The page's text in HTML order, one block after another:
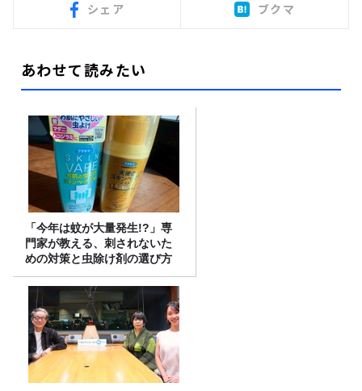
シェア ブクマ
あわせて読みたい
「今年は蚊が大量発生!?」専
門家が教える、刺されないた
めの対策と虫除け剤の選び方